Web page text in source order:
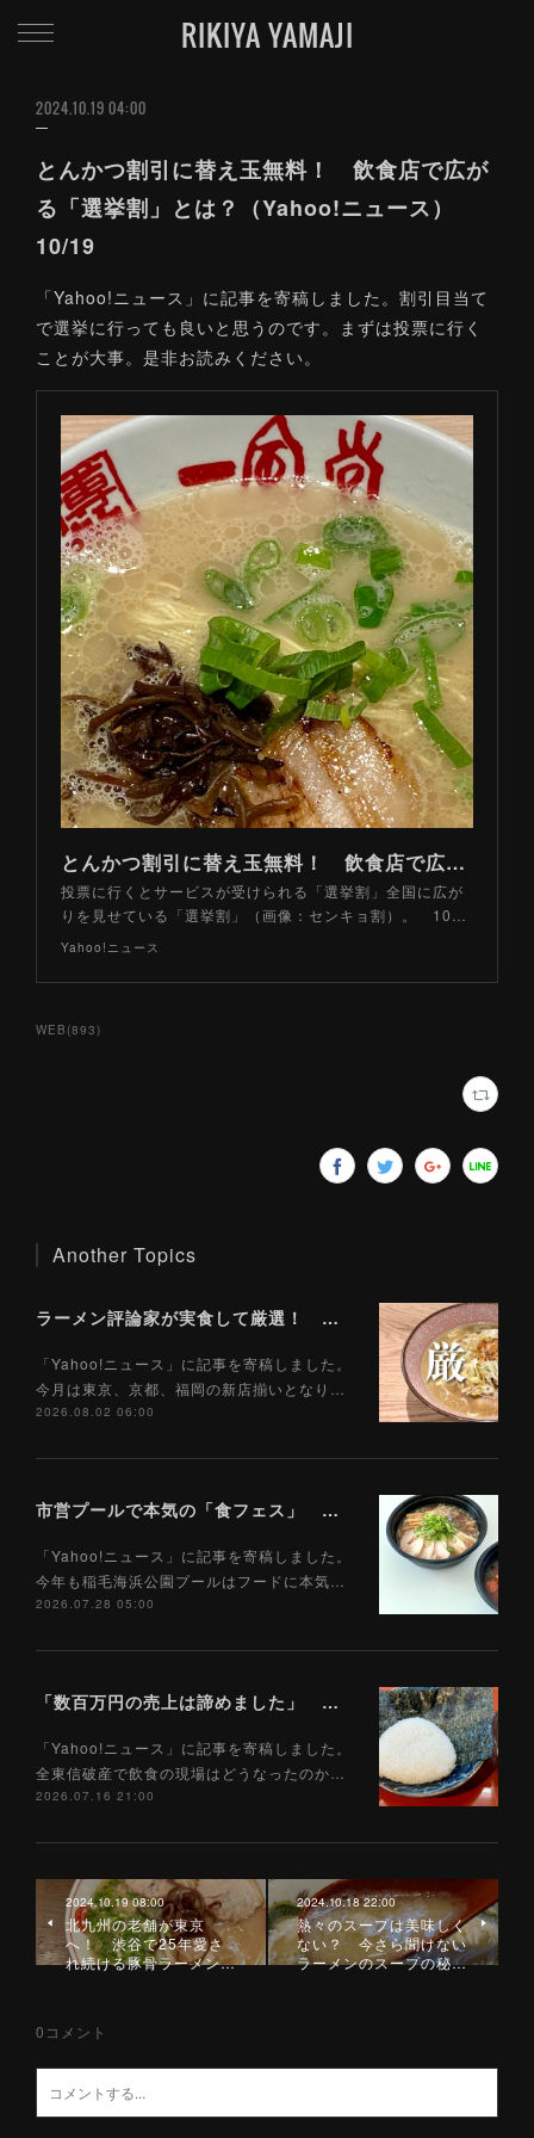
RIKIYA YAMAJI
2024.10.19 04:00
とんかつ割引に替え玉無料！ 飲食店で広が
る「選挙割」とは？（Yahoo!ニュース）
10/19
「Yahoo!ニュース」に記事を寄稿しました。割引目当て
で選挙に行っても良いと思うのです。まずは投票に行く
ことが大事。是非お読みください。
とんかつ割引に替え玉無料！ 飲食店で広がる「選挙割」とは？（山路力也） - エキスパート - Yahoo!ニュース
投票に行くとサービスが受けられる「選挙割」全国に広が
りを見せている「選挙割」（画像：センキョ割）。 10…
Yahoo!ニュース
WEB (893)
Another Topics
ラーメン評論家が実食して厳選！ 「いま絶対に食べるべきラーメン」ベスト５！【2026年８月】（ Yahoo!ニュース）8/2
「Yahoo!ニュース」に記事を寄稿しました。
今月は東京、京都、福岡の新店揃いとなり…
2026.08.02 06:00
市営プールで本気の「食フェス」 プールサイドで味わえる「ご当地麺」の実力は？（Yahoo!ニュース）7/28
「Yahoo!ニュース」に記事を寄稿しました。
今年も稲毛海浜公園プールはフードに本気…
2026.07.28 05:00
「数百万円の売上は諦めました」 全東信破産で飲食店はどうなったのか？ 被害を受けた飲食店店主に聞いた（Yahoo!ニュース）7/17
「Yahoo!ニュース」に記事を寄稿しました。
全東信破産で飲食の現場はどうなったのか…
2026.07.16 21:00
2024.10.19 08:00
北九州の老舗が東京
へ！ 渋谷で25年愛さ
れ続ける豚骨ラーメン…
2024.10.18 22:00
熱々のスープは美味しく
ない？ 今さら聞けない
ラーメンのスープの秘…
0 コメント